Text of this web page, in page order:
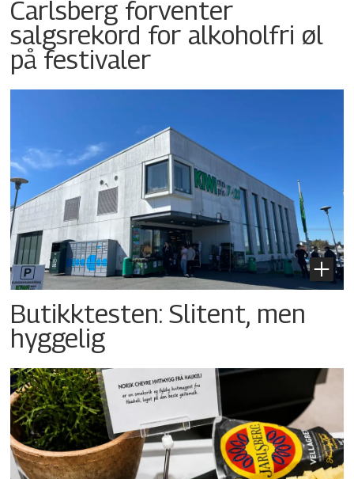
Carlsberg forventer
salgsrekord for alkoholfri øl
på festivaler
Butikktesten: Slitent, men
hyggelig